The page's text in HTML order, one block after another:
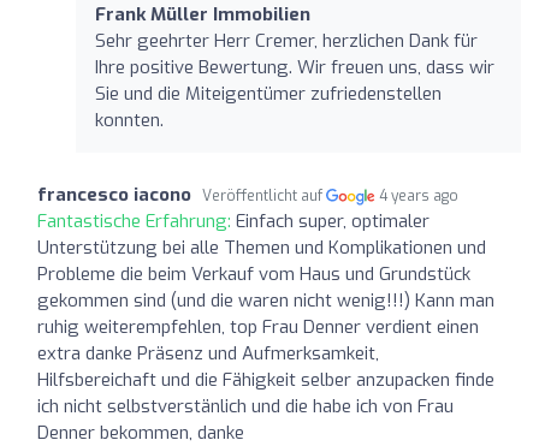
Frank Müller Immobilien
Sehr geehrter Herr Cremer, herzlichen Dank für
Ihre positive Bewertung. Wir freuen uns, dass wir
Sie und die Miteigentümer zufriedenstellen
konnten.
francesco iacono Veröffentlicht auf 4 years ago
Fantastische Erfahrung: Einfach super, optimaler
Unterstützung bei alle Themen und Komplikationen und
Probleme die beim Verkauf vom Haus und Grundstück
gekommen sind (und die waren nicht wenig!!!) Kann man
ruhig weiterempfehlen, top Frau Denner verdient einen
extra danke Präsenz und Aufmerksamkeit,
Hilfsbereichaft und die Fähigkeit selber anzupacken finde
ich nicht selbstverstänlich und die habe ich von Frau
Denner bekommen, danke